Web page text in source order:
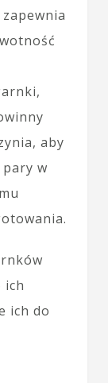
aby
w
ich
ich do